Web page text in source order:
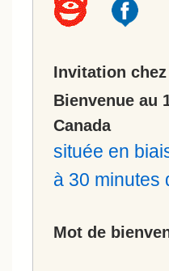
Invitation chez
Bienvenue au
Canada
située en
à 30 minutes
Mot de